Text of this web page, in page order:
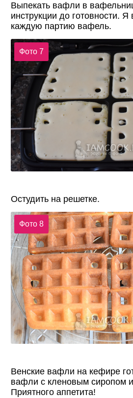
Выпекать вафли в
инструкции до готовности.
каждую партию вафель.
Фото 7
Остудить на решетке.
Фото 8
Венские вафли на кефире
вафли с кленовым сиропом
Приятного аппетита!